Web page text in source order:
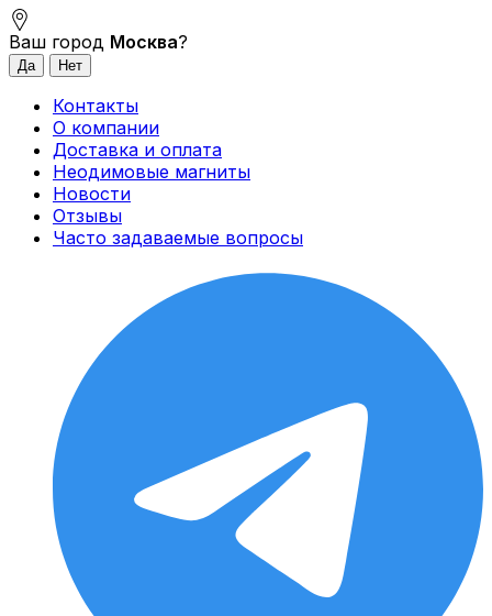
Ваш город Москва?
Контакты
О компании
Доставка и оплата
Неодимовые магниты
Новости
Отзывы
Часто задаваемые вопросы